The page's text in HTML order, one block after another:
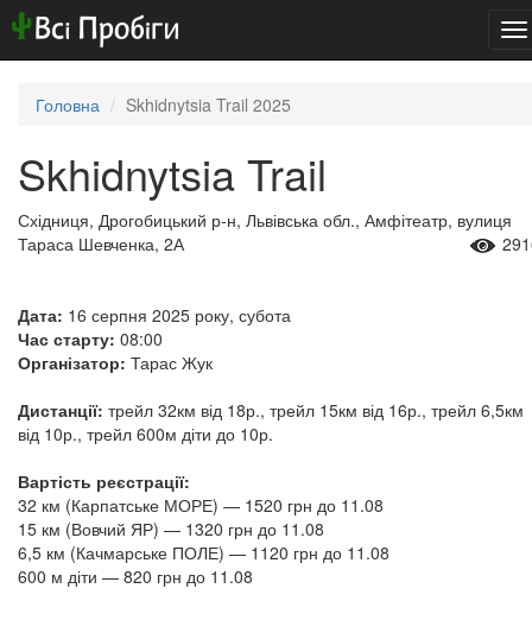
Головна Skhidnytsia Trail 2025
Skhidnytsia Trail
Східниця, Дрогобицький р-н, Львівська обл., Амфітеатр, вулиця
Тараса Шевченка, 2А
Дата: 16 серпня 2025 року, субота
Час старту: 08:00
Організатор: Тарас Жук
Дистанції: трейл 32км від 18р., трейл 15км від 16р., трейл 6,5км
від 10р., трейл 600м діти до 10р.
Вартість реєстрації:
32 км (Карпатське МОРЕ) — 1520 грн до 11.08
15 км (Вовчий ЯР) — 1320 грн до 11.08
6,5 км (Качмарське ПОЛЕ) — 1120 грн до 11.08
600 м діти — 820 грн до 11.08